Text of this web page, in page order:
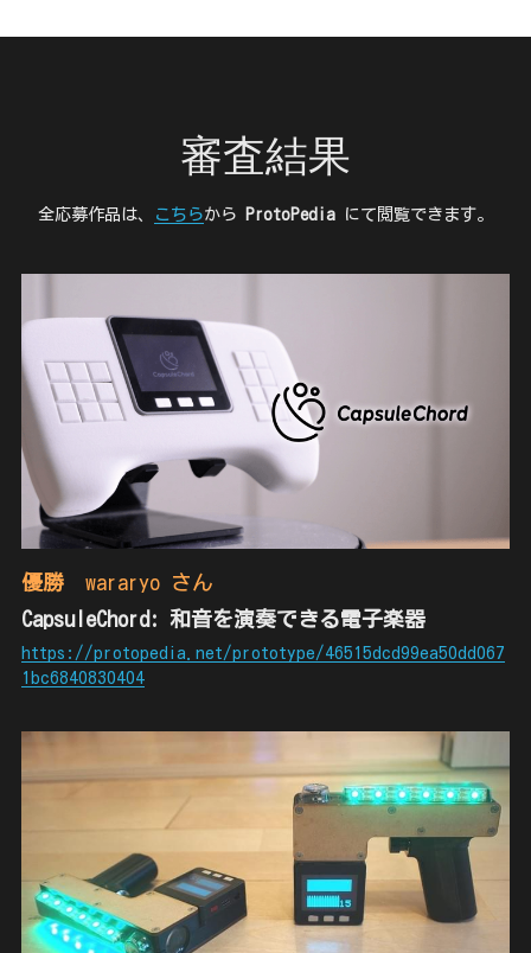
審査結果
全応募作品は、 こちらから ProtoPedia にて閲覧できます。
優勝 wararyo さん
CapsuleChord: 和音を演奏できる電子楽器
https://protopedia.net/prototype/46515dcd99ea50dd067
1bc6840830404